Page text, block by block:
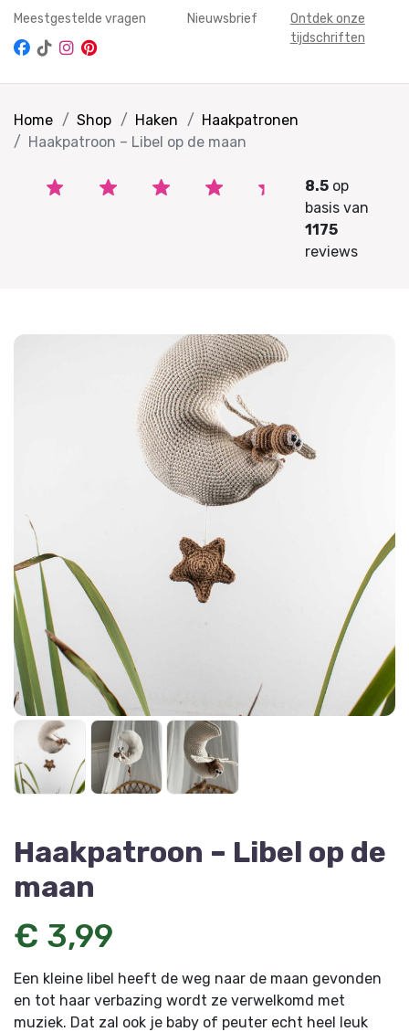
Meestgestelde vragen Nieuwsbrief
Ontdek onze
tijdschriften
Home Shop Haken
Haakpatronen
Haakpatroon – Libel op de maan
8.5op
basis van
1175
reviews
Haakpatroon – Libel op de
maan
€ 3,99
Een kleine libel heeft de weg naar de maan gevonden
en tot haar verbazing wordt ze verwelkomd met
muziek. Dat zal ook je baby of peuter echt heel leuk